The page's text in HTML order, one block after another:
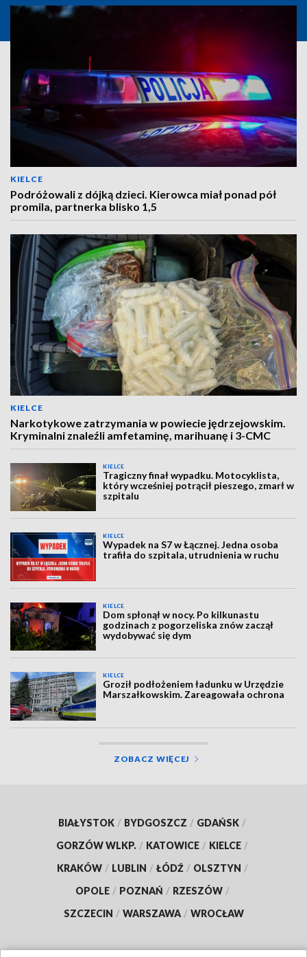
KIELCE
Podróżowali z dójką dzieci. Kierowca miał ponad pół
promila, partnerka blisko 1,5
KIELCE
Narkotykowe zatrzymania w powiecie jędrzejowskim.
Kryminalni znaleźli amfetaminę, marihuanę i 3-CMC
KIELCE
Tragiczny finał wypadku. Motocyklista,
który wcześniej potrącił pieszego, zmarł w
szpitalu
KIELCE
Wypadek na S7 w Łącznej. Jedna osoba
trafiła do szpitala, utrudnienia w ruchu
KIELCE
Dom spłonął w nocy. Po kilkunastu
godzinach z pogorzeliska znów zaczął
wydobywać się dym
KIELCE
Groził podłożeniem ładunku w Urzędzie
Marszałkowskim. Zareagowała ochrona
ZOBACZ WIĘCEJ
BIAŁYSTOK / BYDGOSZCZ / GDAŃSK /
GORZÓW WLKP. / KATOWICE / KIELCE /
KRAKÓW / LUBLIN / ŁÓDŹ / OLSZTYN /
OPOLE / POZNAŃ / RZESZÓW /
SZCZECIN / WARSZAWA / WROCŁAW